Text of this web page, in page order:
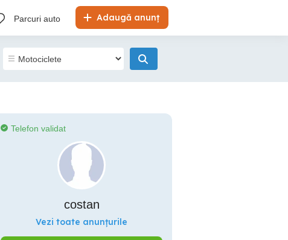
Adaugă anunț
Parcuri auto
Telefon validat
costan
Vezi toate anunțurile